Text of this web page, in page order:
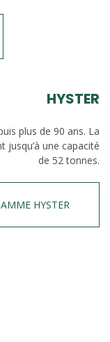
HYSTER
plus de 90 ans. La
jusqu’à une capacité
de 52 tonnes.
HYSTER